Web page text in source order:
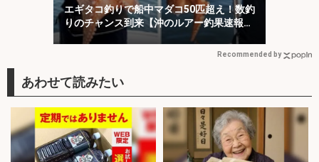
エギタコ釣りで船中マダコ50匹超え！数釣
りのチャンス到来【沖のルアー釣果速報12
選・愛知・三重】
Recommended by